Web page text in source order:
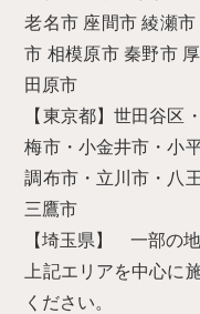
老名市 座間市 綾瀬
市 相模原市 秦野市
田原市
【東京都】世田谷区
梅市・小金井市・小
調布市・立川市・八
三鷹市
【埼玉県】 一部の
上記エリアを中心に
ください。